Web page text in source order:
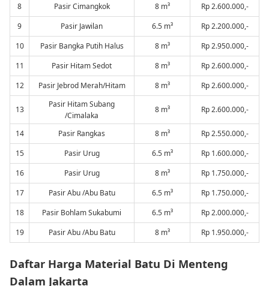
8
Pasir Cimangkok 8 m³
Rp 2.600.000,-
9
Pasir Jawilan 6.5 m³
Rp 2.200.000,-
10
Pasir Bangka Putih Halus 8 m³
Rp 2.950.000,-
11
Pasir Hitam Sedot 8 m³
Rp 2.600.000,-
12
Pasir Jebrod Merah/Hitam 8 m³ Rp 2.600.000,-
13
Pasir Hitam Subang
/Cimalaka
8 m³ Rp 2.600.000,-
14 Pasir Rangkas 8 m³
Rp 2.550.000,-
15
Pasir Urug 6.5 m³
Rp 1.600.000,-
16
Pasir Urug 8 m³
Rp 1.750.000,-
17
Pasir Abu /Abu Batu 6.5 m³
Rp 1.750.000,-
18
Pasir Bohlam Sukabumi 6.5 m³
Rp 2.000.000,-
19
Pasir Abu /Abu Batu 8 m³ Rp 1.950.000,-
Daftar Harga Material Batu Di Menteng
Dalam Jakarta